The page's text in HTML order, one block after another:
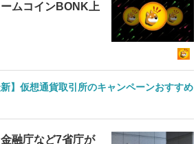
ムコインBONK上
新】仮想通貨取引所のキャンペーンおすすめ
融庁など7省庁が